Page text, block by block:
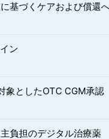
基づくケアおよび償還
ン
象としたOTC CGM承認
負担のデジタル治療薬